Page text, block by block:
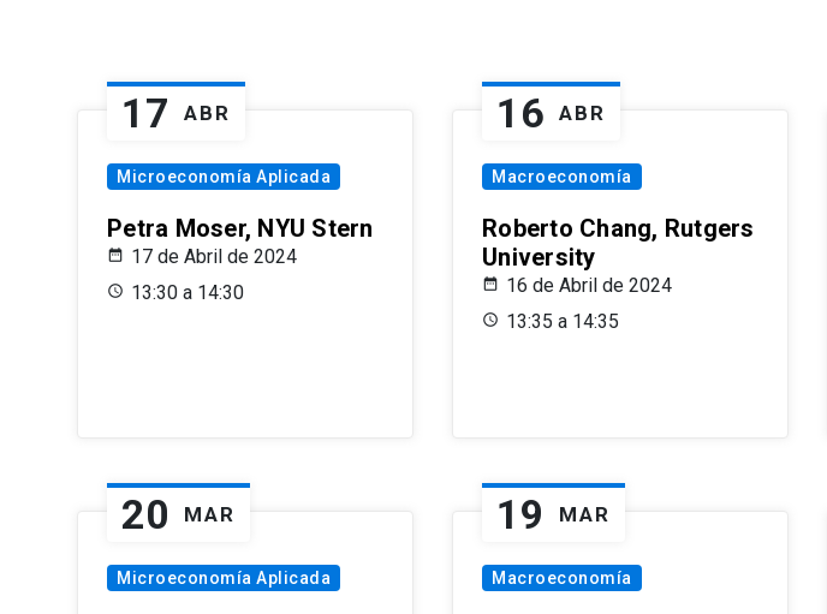
17 ABR
Microeconomía Aplicada
Petra Moser, NYU Stern
17 de Abril de 2024
13:30 a 14:30
16 ABR
Macroeconomía
Roberto Chang, Rutgers
University
16 de Abril de 2024
13:35 a 14:35
20 MAR
Microeconomía Aplicada
19 MAR
Macroeconomía